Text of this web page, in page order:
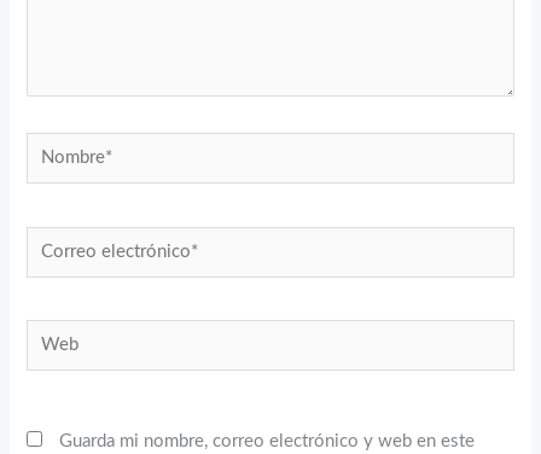
Nombre*
Correo
electrónico*
Web
Guarda mi nombre, correo electrónico y web en este